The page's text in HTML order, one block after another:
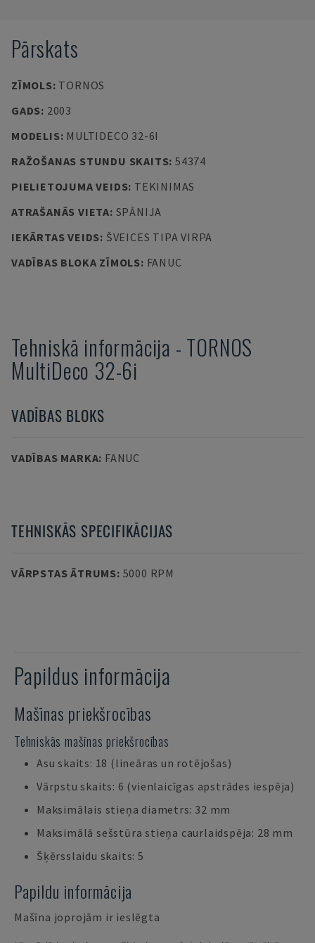
Pārskats
ZĪMOLS: TORNOS
GADS: 2003
MODELIS: MULTIDECO 32-6I
RAŽOŠANAS STUNDU SKAITS: 54374
PIELIETOJUMA VEIDS: TEKINIMAS
ATRAŠANĀS VIETA: SPĀNIJA
IEKĀRTAS VEIDS: ŠVEICES TIPA VIRPA
VADĪBAS BLOKA ZĪMOLS: FANUC
Tehniskā informācija - TORNOS
MultiDeco 32-6i
VADĪBAS BLOKS
VADĪBAS MARKA: FANUC
TEHNISKĀS SPECIFIKĀCIJAS
VĀRPSTAS ĀTRUMS: 5000 RPM
Papildus informācija
Mašīnas priekšrocības
Tehniskās mašīnas priekšrocības
Asu skaits: 18 (lineāras un rotējošas)
Vārpstu skaits: 6 (vienlaicīgas apstrādes iespēja)
Maksimālais stieņa diametrs: 32 mm
Maksimālā sešstūra stieņa caurlaidspēja: 28 mm
Šķērsslaidu skaits: 5
Papildu informācija
Mašīna joprojām ir ieslēgta